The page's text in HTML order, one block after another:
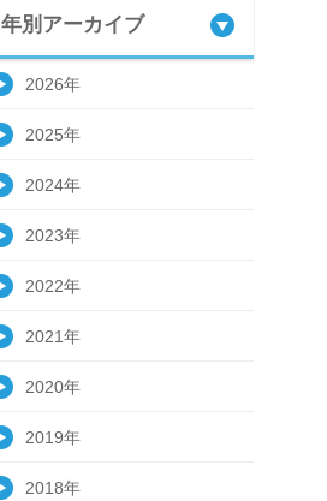
年別アーカイブ
2026年
2025年
2024年
2023年
2022年
2021年
2020年
2019年
2018年